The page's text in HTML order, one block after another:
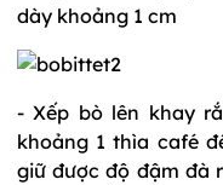
dày khoảng 1 cm
- Xếp bò lên khay
khoảng 1 thìa café
giữ được độ đậm đà